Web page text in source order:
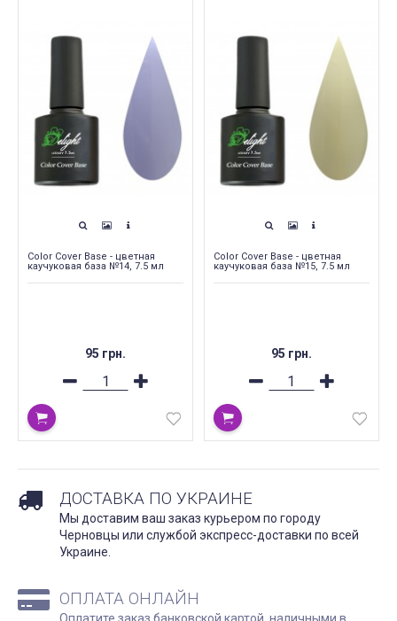
Color Cover Base - цветная
каучуковая база №14, 7.5 мл
95 грн.
Color Cover Base - цветная
каучуковая база №15, 7.5 мл
95 грн.
ДОСТАВКА ПО УКРАИНЕ
Мы доставим ваш заказ курьером по городу
Черновцы или службой экспресс-доставки по всей
Украине.
ОПЛАТА ОНЛАЙН